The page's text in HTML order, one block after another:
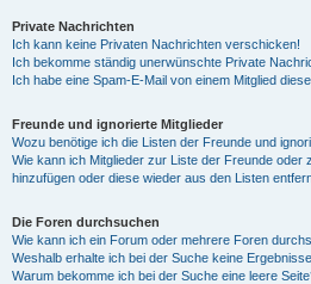
Private Nachrichten
Ich kann keine Privaten Nachrichten verschicken!
Ich bekomme ständig unerwünschte Private
Ich habe eine Spam-E-Mail von einem Mitglied
Freunde und ignorierte Mitglieder
Wozu benötige ich die Listen der Freunde und
Wie kann ich Mitglieder zur Liste der Freunde oder
hinzufügen oder diese wieder aus den Listen
Die Foren durchsuchen
Wie kann ich ein Forum oder mehrere Foren
Weshalb erhalte ich bei der Suche keine
Warum bekomme ich bei der Suche eine leere